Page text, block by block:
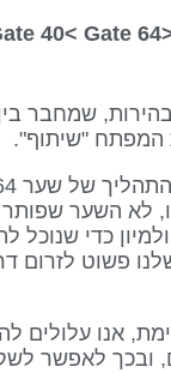
Gate 64
הלחץ שבבסיס זרימה
ולמיון כדי
פשוט
אנו עלולים
ובכך לאפשר